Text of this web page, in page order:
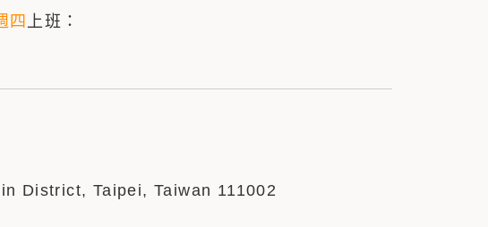
四 上班：
District, Taipei, Taiwan 111002